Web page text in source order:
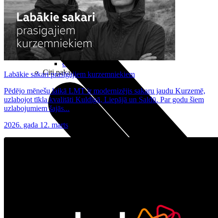
Noderīgi
Maksas un tarifi Latvijā
Maksas un tarifi ārzemēs
LMT Kartes iespējas
Kur nopirkt
Kā kļūt par LMT klientu
eSIM tehnoloģija
Citi pakalpojumi
Planšetes
Labākie sakari prasīgajiem kurzemniekiem
Pēdējo mēnešu laikā LMT ir modernizējis sakaru jaudu Kurzemē,
uzlabojot tīkla kvalitāti Kuldīgā, Liepājā un Saldū. Par godu šiem
uzlabojumiem šajās...
2026. gada 12. marts